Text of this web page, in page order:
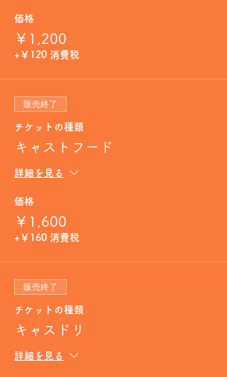
価格
￥1,200
+￥120 消費税
販売終了
チケットの種類
キャストフード
詳細を見る
価格
￥1,600
+￥160 消費税
販売終了
チケットの種類
キャスドリ
詳細を見る